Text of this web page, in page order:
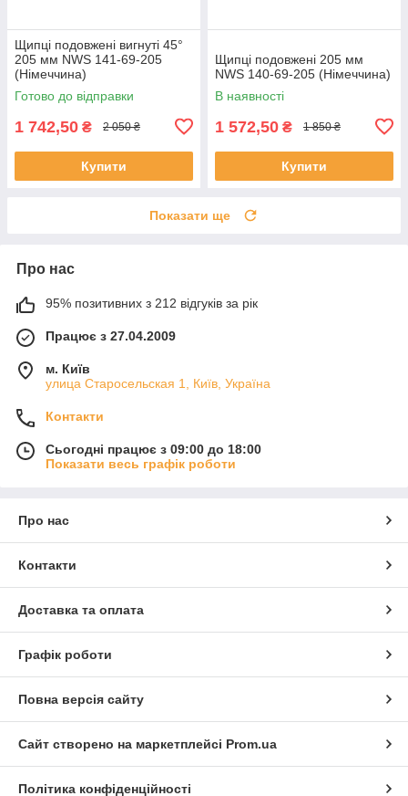
Щипці подовжені вигнуті 45°
205 мм NWS 141-69-205
(Німеччина)
Готово до відправки
1 742,50 ₴ 2 050 ₴
Купити
Щипці подовжені 205 мм
NWS 140-69-205 (Німеччина)
В наявності
1 572,50 ₴ 1 850 ₴
Купити
Показати ще
Про нас
95% позитивних з 212 відгуків за рік
Працює з 27.04.2009
м. Київ
улица Старосельская 1, Київ, Україна
Контакти
Сьогодні працює з 09:00 до 18:00
Показати весь графік роботи
Про нас
Контакти
Доставка та оплата
Графік роботи
Повна версія сайту
Сайт створено на маркетплейсі Prom.ua
Політика конфіденційності